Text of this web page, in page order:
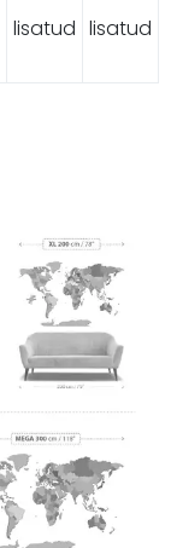
lisatud lisatud